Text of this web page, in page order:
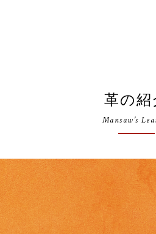
革の紹
Mansaw’s